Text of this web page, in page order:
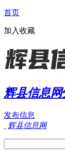
首页
加入收藏
辉县信息网
发布信息
辉县信息网